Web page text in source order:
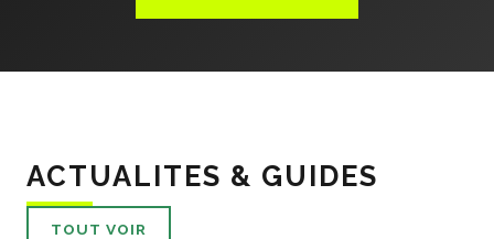
ACTUALITES & GUIDES
TOUT VOIR